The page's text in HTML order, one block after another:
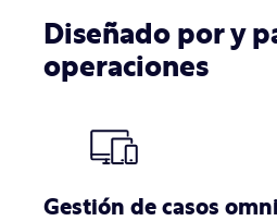
Diseñado por y
operaciones
Gestión de casos